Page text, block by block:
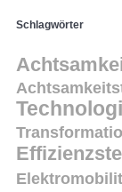
Schlagwörter